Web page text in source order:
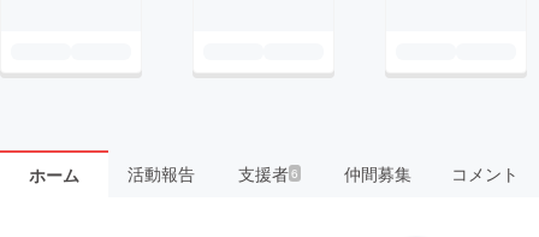
ホーム 活動報告 支援者6 仲間募集 コメント